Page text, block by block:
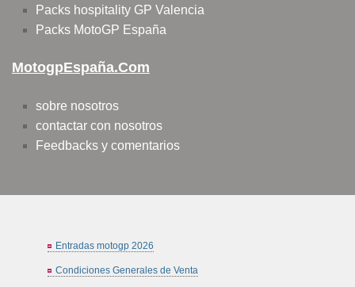
Packs hospitality GP Valencia
Packs MotoGP España
MotogpEspaña.com
sobre nosotros
contactar con nosotros
Feedbacks y comentarios
Entradas motogp 2026
Condiciones Generales de Venta